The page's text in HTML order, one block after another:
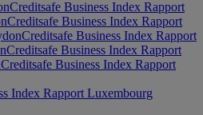
Luxembourg